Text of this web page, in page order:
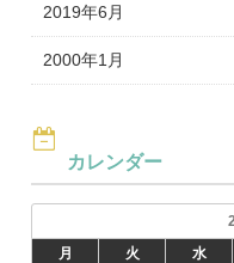
2019年6月
2000年1月
カレンダー
月
火 水